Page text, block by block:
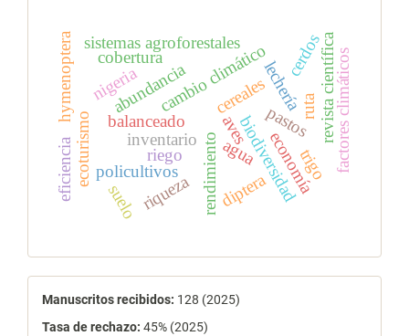
pastos
lechería
rendimiento
cereales
balanceado
policultivos biodiversidad
cambio climático
sistemas agroforestales
abundancia
aves
inventario
ruta
ecoturismo
revista científica
hymenoptera
diptera
factores climáticos
riqueza
eficiencia economía
trigo
nigeria
agua
riego
cerdos
cobertura
suelo
estadísticas
Manuscritos recibidos: 128 (2025)
Tasa de rechazo: 45% (2025)